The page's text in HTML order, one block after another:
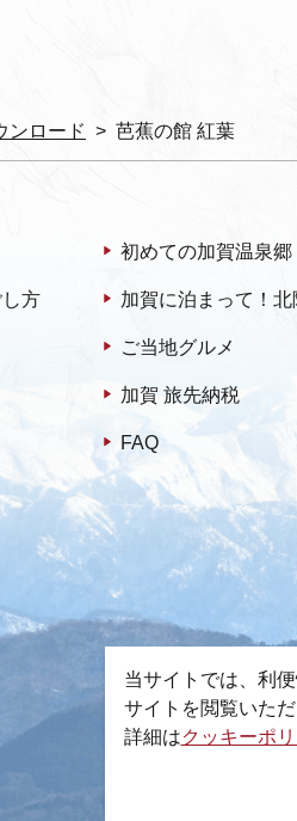
ンロード 芭蕉の館 紅葉
方
初めての加賀温泉郷
加賀に泊まって！北
ご当地グルメ
加賀 旅先納税
FAQ
当サイトでは、利
サイトを閲覧いた
詳細はクッキーポ